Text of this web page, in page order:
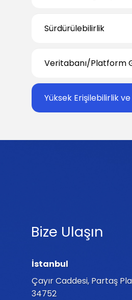
Sürdürülebilirlik
Veritabanı/Platform
Yüksek Erişilebilirlik
Bize Ulaşın
İstanbul
Çayır Caddesi, Partaş
34752